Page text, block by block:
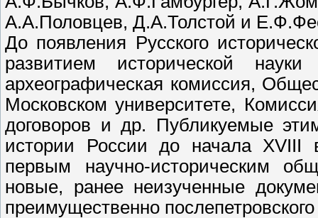
А.А.Половцев, Д.А.Толстой и
До появления Русского
развитием исторической
археографическая комиссия,
Московском университете,
договоров и др. Публикуемые
истории России до начала XVIII
первым научно-историческим
новые, ранее неизученные
преимущественно